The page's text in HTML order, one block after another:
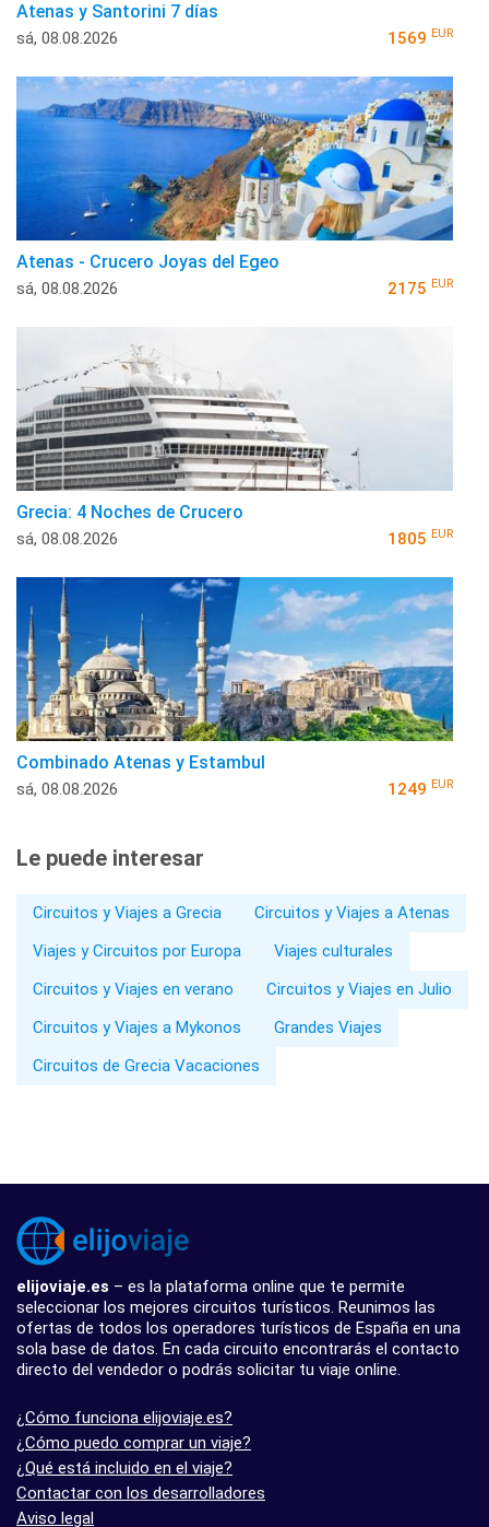
Atenas y Santorini 7 días
sá, 08.08.2026 1569 EUR
Atenas - Crucero Joyas del Egeo
sá, 08.08.2026 2175 EUR
Grecia: 4 Noches de Crucero
sá, 08.08.2026 1805 EUR
Combinado Atenas y Estambul
sá, 08.08.2026 1249 EUR
Le puede interesar
Circuitos y Viajes a Grecia
Circuitos y Viajes a Atenas
Viajes y Circuitos por Europa
Viajes culturales
Circuitos y Viajes en verano
Circuitos y Viajes en Julio
Circuitos y Viajes a Mykonos
Grandes Viajes
Circuitos de Grecia Vacaciones
elijoviaje.es – es la plataforma online que te permite
seleccionar los mejores circuitos turísticos. Reunimos las
ofertas de todos los operadores turísticos de España en una
sola base de datos. En cada circuito encontrarás el contacto
directo del vendedor o podrás solicitar tu viaje online.
¿Cómo funciona elijoviaje.es?
¿Cómo puedo comprar un viaje?
¿Qué está incluido en el viaje?
Contactar con los desarrolladores
Aviso legal